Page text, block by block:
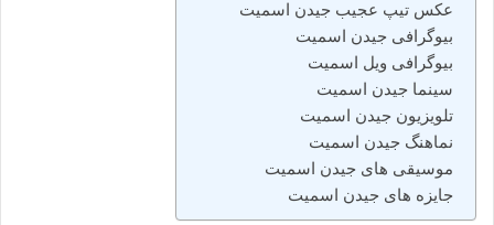
عکس تیپ عجیب جیدن اسمیت
بیوگرافی جیدن اسمیت
بیوگرافی ویل‌ اسمیت
سینما جیدن اسمیت
تلویزیون جیدن اسمیت
نماهنگ جیدن اسمیت
موسیقی های جیدن اسمیت
جایزه‌ های جیدن اسمیت